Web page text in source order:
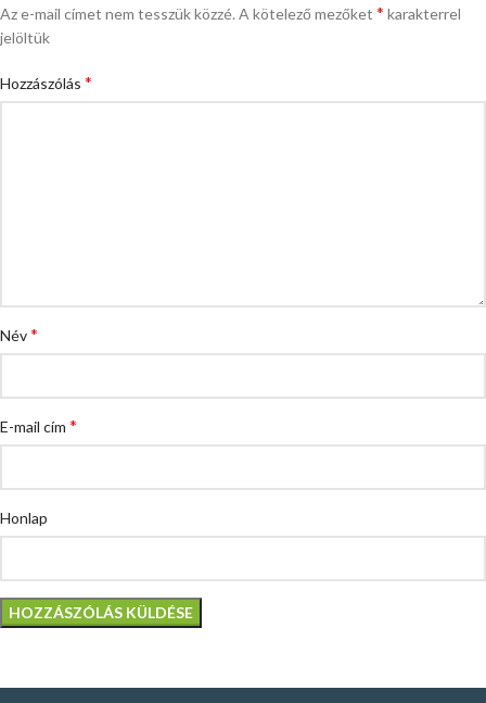
Az e-mail címet nem tesszük közzé. A kötelező mezőket * karakterrel
jelöltük
Hozzászólás *
Név*
E-mail cím *
Honlap